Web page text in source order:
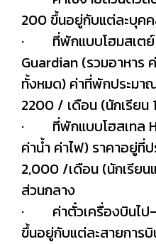
200 ขึ้นอยู่กับแต่ละบุค
· ที่พักแบบโฮมสเตย์
Guardian (รวมอาหาร
ทั้งหมด) ค่าที่พักประมา
2200 / เดือน (นักเรียน
· ที่พักแบบโฮสเทล
ค่าน้ำ ค่าไฟ) ราคาอยู่ที่
2,000 /เดือน (นักเรีย
ส่วนกลาง
· ค่าตั๋วเครื่องบินไป-
ขึ้นอยู่กับแต่ละสายการ